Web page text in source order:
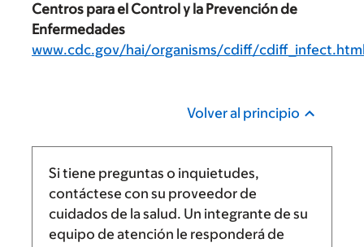
Centros para el Control y la Prevención de
Enfermedades
www.cdc.gov/hai/organisms/cdiff/
Volver al principio
Si tiene preguntas o inquietudes,
contáctese con su proveedor de
cuidados de la salud. Un integrante de su
equipo de atención le responderá de